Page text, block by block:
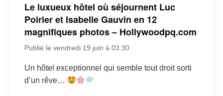
Le luxueux hôtel où séjournent Luc
Poirier et Isabelle Gauvin en 12
magnifiques photos – Hollywoodpq.com
Publié le vendredi 19 juin à 03:30
Un hôtel exceptionnel qui semble tout droit sorti
d’un rêve…